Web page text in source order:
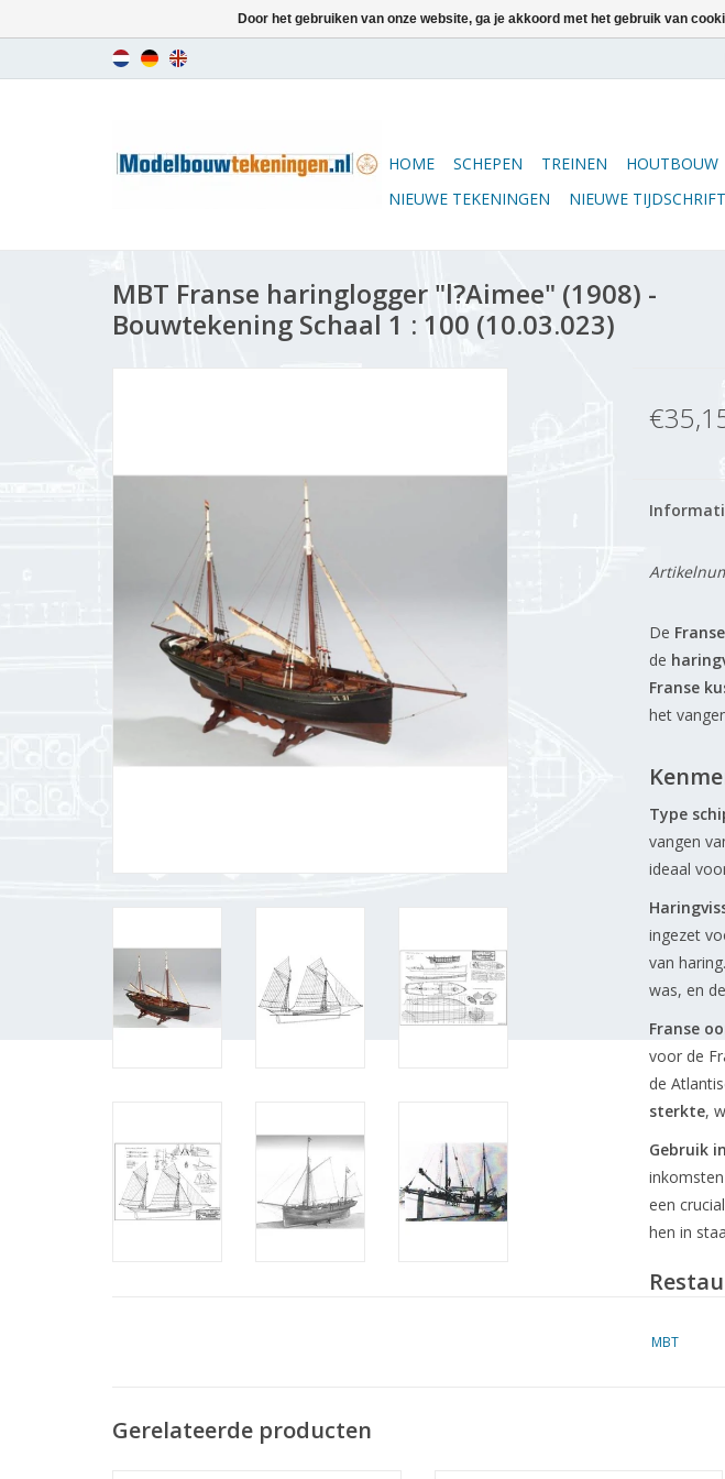
HOME SCHEPEN TREINEN HOUTBOUW
NIEUWE TEKENINGEN
NIEUWE
MBT Franse haringlogger "l?Aimee" (1908) -
Bouwtekening Schaal 1 : 100 (10.03.023)
De
de
Franse
het
Type
vangen
ideaal
ingezet
van
was, en
Franse
voor de
de
sterkte,
Gebruik
een
hen in
originele
MBT
Gerelateerde producten
Door het gebruiken van onze website, ga je akkoord met het gebruik van